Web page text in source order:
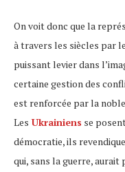
On voit donc que la
à travers les siècles par
puissant levier dans
certaine gestion des
est renforcée par la
Les Ukrainiens se
démocratie, ils
qui, sans la guerre,